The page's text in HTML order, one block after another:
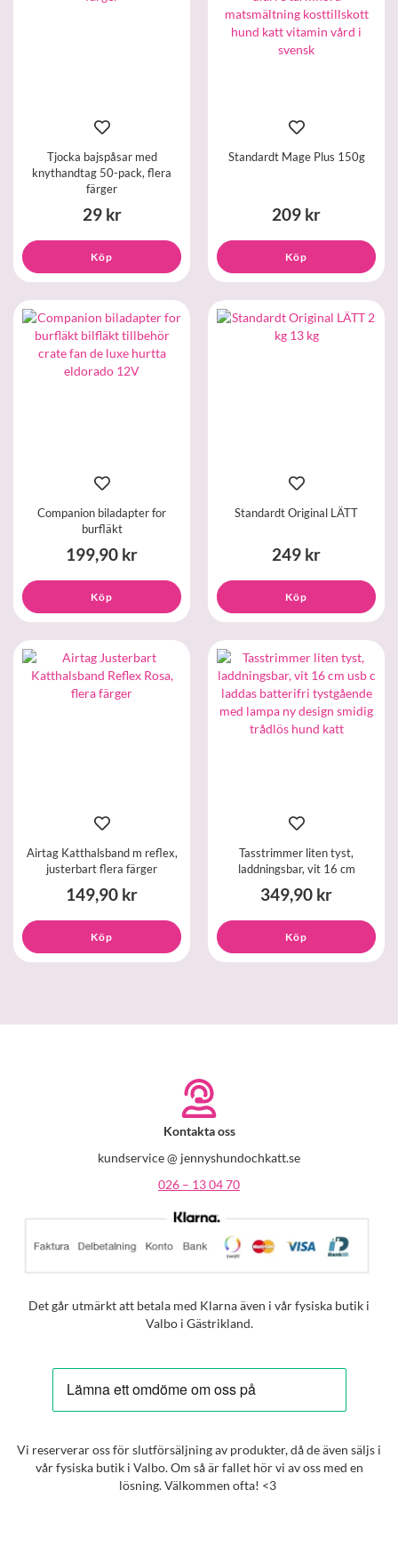
Tjocka bajspåsar med
knythandtag 50-pack, flera
färger
29 kr
Köp
Standardt Mage Plus 150g
209 kr
Köp
Companion biladapter for
burfläkt
199,90 kr
Köp
Standardt Original LÄTT
249 kr
Köp
Airtag Katthalsband m reflex,
justerbart flera färger
149,90 kr
Köp
Tasstrimmer liten tyst,
laddningsbar, vit 16 cm
349,90 kr
Köp
Kontakta oss
kundservice @ jennyshundochkatt.se
026 – 13 04 70
Det går utmärkt att betala med Klarna även i vår fysiska butik i
Valbo i Gästrikland.
Vi reserverar oss för slutförsäljning av produkter, då de även säljs i
vår fysiska butik i Valbo. Om så är fallet hör vi av oss med en
lösning. Välkommen ofta! <3